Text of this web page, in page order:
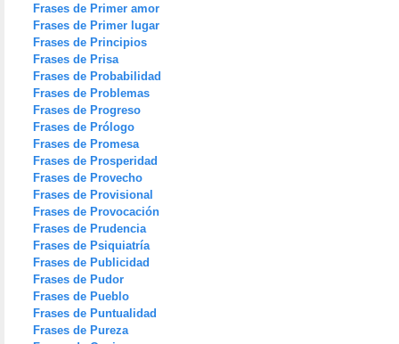
Frases de Primer amor
Frases de Primer lugar
Frases de Principios
Frases de Prisa
Frases de Probabilidad
Frases de Problemas
Frases de Progreso
Frases de Prólogo
Frases de Promesa
Frases de Prosperidad
Frases de Provecho
Frases de Provisional
Frases de Provocación
Frases de Prudencia
Frases de Psiquiatría
Frases de Publicidad
Frases de Pudor
Frases de Pueblo
Frases de Puntualidad
Frases de Pureza